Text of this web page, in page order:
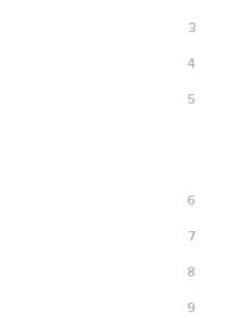
3
4
5
6
7
8
9